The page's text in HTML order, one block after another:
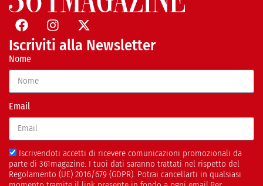
Iscriviti alla Newsletter
Nome
Email
Iscrivendoti accetti di ricevere comunicazioni promozionali da
parte di 361magazine. I tuoi dati saranno trattati nel rispetto del
Regolamento (UE) 2016/679 (GDPR). Potrai cancellarti in qualsiasi